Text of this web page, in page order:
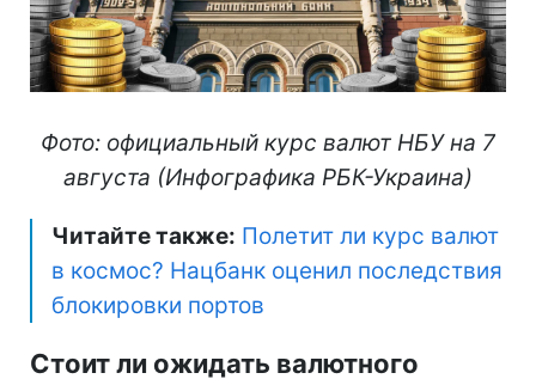
Фото: официальный курс валют НБУ на 7
августа (Инфографика РБК-Украина)
Читайте также: Полетит ли курс валют
в космос? Нацбанк оценил последствия
блокировки портов
Стоит ли ожидать валютного